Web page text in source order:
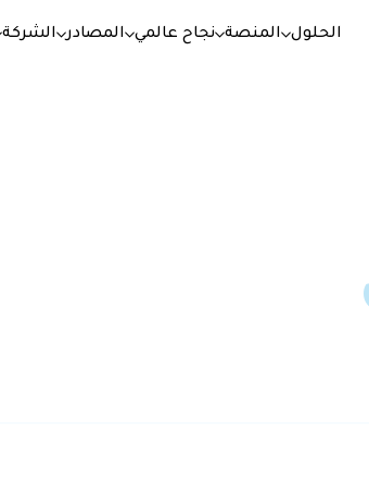
الحلول المنصة نجاح عالمي المصادر الشركة